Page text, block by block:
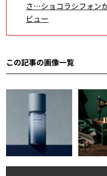
さ…ショコラシフォン
ビュー
この記事の画像一覧